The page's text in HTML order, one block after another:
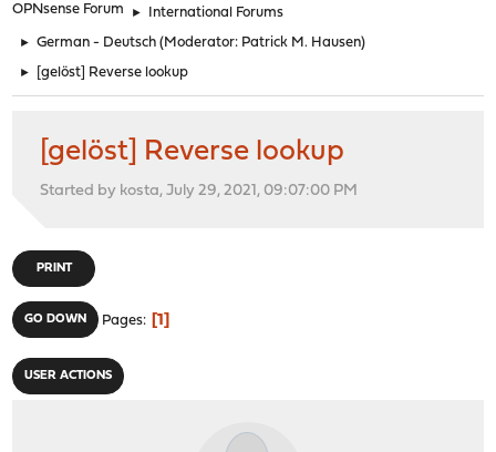
OPNsense Forum ► International Forums
► German - Deutsch (Moderator: Patrick M. Hausen)
► [gelöst] Reverse lookup
[gelöst] Reverse lookup
Started by kosta, July 29, 2021, 09:07:00 PM
PRINT
GO DOWN Pages 1
USER ACTIONS